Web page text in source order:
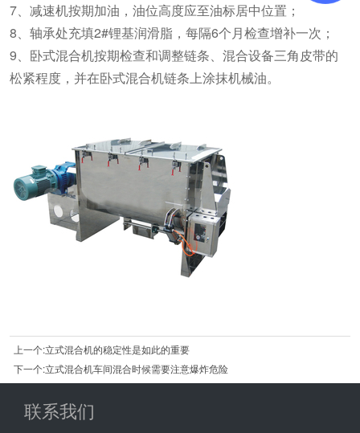
7、减速机按期加油，油位高度应至油标居中位置；
8、轴承处充填2#锂基润滑脂，每隔6个月检查增补一次；
9、卧式混合机按期检查和调整链条、混合设备三角皮带的
松紧程度，并在卧式混合机链条上涂抹机械油。
上一个:立式混合机的稳定性是如此的重要
下一个:立式混合机车间混合时候需要注意爆炸危险
联系我们